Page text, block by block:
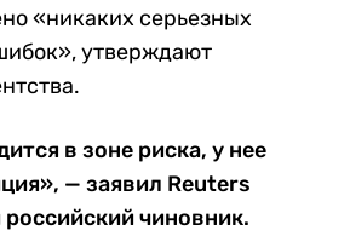
«никаких серьезных
утверждают
в зоне риска, у нее
— заявил Reuters
чиновник.